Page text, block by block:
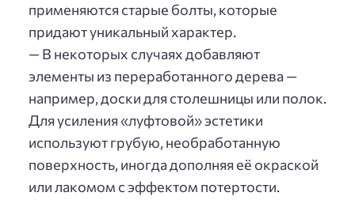
применяются старые болты, которые
придают уникальный характер.
— В некоторых случаях добавляют
элементы из переработанного дерева —
например, доски для столешницы или полок.
Для усиления «луфтовой» эстетики
используют грубую, необработанную
поверхность, иногда дополняя её окраской
или лакомом с эффектом потертости.